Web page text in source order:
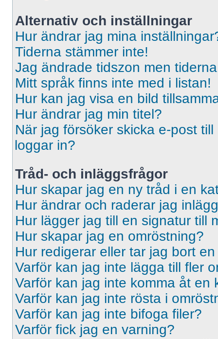
Alternativ och inställningar
Hur ändrar jag mina
Tiderna stämmer inte!
Jag ändrade tidszon men
Mitt språk finns inte med i listan!
Hur kan jag visa en bild
Hur ändrar jag min titel?
När jag försöker skicka e-post
loggar in?
Tråd- och inläggsfrågor
Hur skapar jag en ny tråd i en
Hur ändrar och raderar jag
Hur lägger jag till en signatur till
Hur skapar jag en omröstning?
Hur redigerar eller tar jag bort
Varför kan jag inte lägga till fler
Varför kan jag inte komma åt en
Varför kan jag inte rösta i
Varför kan jag inte bifoga filer?
Varför fick jag en varning?